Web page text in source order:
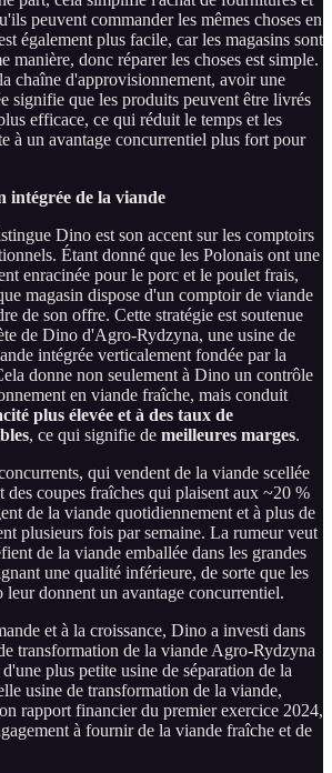
peuvent commander les mêmes choses en
également plus facile, car les magasins sont
manière, donc réparer les choses est simple.
chaîne d'approvisionnement, avoir une
signifie que les produits peuvent être livrés
efficace, ce qui réduit le temps et les
à un avantage concurrentiel plus fort pour
intégrée de la viande
Dino est son accent sur les comptoirs
Étant donné que les Polonais ont une
enracinée pour le porc et le poulet frais,
magasin dispose d'un comptoir de viande
de son offre. Cette stratégie est soutenue
de Dino d'Agro-Rydzyna, une usine de
intégrée verticalement fondée par la
donne non seulement à Dino un contrôle
en viande fraîche, mais conduit
plus élevée et à des taux de
, ce qui signifie de meilleures marges.
qui vendent de la viande scellée
coupes fraîches qui plaisent aux ~20 %
de la viande quotidiennement et à plus de
plusieurs fois par semaine. La rumeur veut
de la viande emballée dans les grandes
une qualité inférieure, de sorte que les
donnent un avantage concurrentiel.
et à la croissance, Dino a investi dans
transformation de la viande Agro-Rydzyna
plus petite usine de séparation de la
usine de transformation de la viande,
rapport financier du premier exercice 2024,
à fournir de la viande fraîche et de